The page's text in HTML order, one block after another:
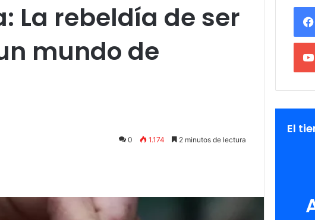
La rebeldía de ser
mundo de
0 1.174 2 minutos de lectura
El